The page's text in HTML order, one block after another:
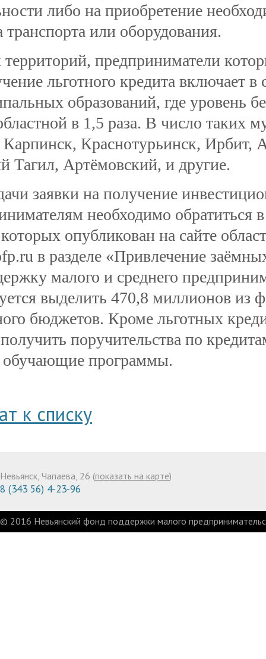
либо на приобретение
транспорта или оборудования.
предприниматели
льготного кредита включает в
образований, где уровень
в 1,5 раза. В число таких
Карпинск, Краснотурьинск, Ирбит,
Тагил, Артёмовский, и другие.
заявки на получение
необходимо обратиться
опубликован на сайте
в разделе «Привлечение
малого и среднего
выделить 470,8 миллионов из
бюджетов. Кроме льготных
поручительства по
обучающие программы.
к списку
Невьянск, Чапаева, 26 (показать на карте)
8 (343 56) 4-23-96
© 2016 Невьянский фонд поддержки малого